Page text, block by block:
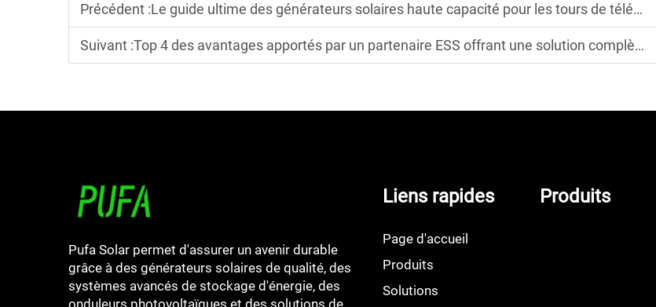
Précédent :Le guide ultime des générateurs solaires haute capacité pour les tours de télécommunications asiatiques
Suivant :Top 4 des avantages apportés par un partenaire ESS offrant une solution complète
Pufa Solar permet d'assurer un avenir durable
grâce à des générateurs solaires de qualité, des
systèmes avancés de stockage d'énergie, des
onduleurs photovoltaïques et des solutions de
Liens rapides
Page d'accueil
Produits
Solutions
Produits